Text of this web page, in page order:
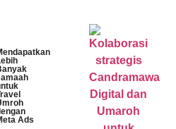
Ads